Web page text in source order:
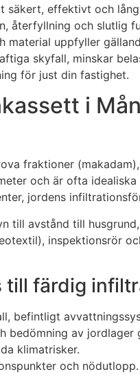
effektivt och
återfyllning och
uppfyller
skyfall, minskar
för just din fastighet.
i
fraktioner
och är ofta
jordens
till avstånd till
inspektionsrör
till färdig
befintligt
bedömning av
klimatrisker.
och